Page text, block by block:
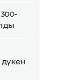
дүкен